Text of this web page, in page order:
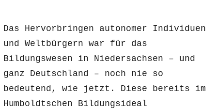
Das Hervorbringen autonomer Individuen
und Weltbürgern war für das
Bildungswesen in Niedersachsen – und
ganz Deutschland – noch nie so
bedeutend, wie jetzt. Diese bereits im
Humboldtschen Bildungsideal